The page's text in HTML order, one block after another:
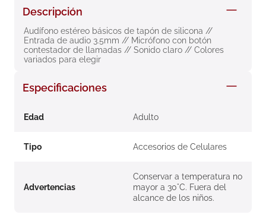
Descripción
Audífono estéreo básicos de tapón de silicona //
Entrada de audio 3.5mm // Micrófono con botón
contestador de llamadas // Sonido claro // Colores
variados para elegir
Especificaciones
Edad Adulto
Tipo Accesorios de Celulares
Advertencias
Conservar a temperatura no
mayor a 30°C. Fuera del
alcance de los niños.
8. roche posay
9. isdin
10.pañales